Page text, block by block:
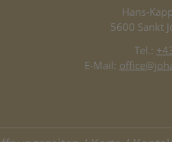
Hans-
5600 Sankt
Tel.:
E-Mail: